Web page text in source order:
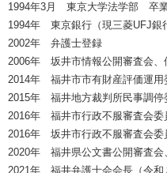
1994年3月 東京大学法学部 卒
1994年 東京銀行（現三菱UFJ銀
2002年 弁護士登録
2006年 坂井市情報公開審査会、
2014年 福井市市有財産評価運用
2015年 福井地方裁判所民事調停
2016年 福井市行政不服審査会委
2016年 坂井市行政不服審査会委
2020年 福井県公文書公開審査会
2021年 福井弁護士会会長（令和